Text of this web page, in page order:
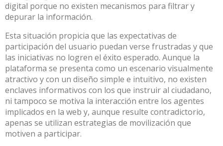
digital porque no existen mecanismos para filtrar y
depurar la información.
Esta situación propicia que las expectativas de
participación del usuario puedan verse frustradas y que
las iniciativas no logren el éxito esperado. Aunque la
plataforma se presenta como un escenario visualmente
atractivo y con un diseño simple e intuitivo, no existen
enclaves informativos con los que instruir al ciudadano,
ni tampoco se motiva la interacción entre los agentes
implicados en la web y, aunque resulte contradictorio,
apenas se utilizan estrategias de movilización que
motiven a participar.